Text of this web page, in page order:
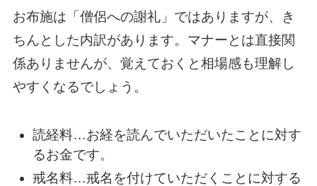
お布施は「僧侶への謝礼」ではありますが、き
ちんとした内訳があります。マナーとは直接関
係ありませんが、覚えておくと相場感も理解し
やすくなるでしょう。
読経料…お経を読んでいただいたことに対す
るお金です。
戒名料…戒名を付けていただくことに対する